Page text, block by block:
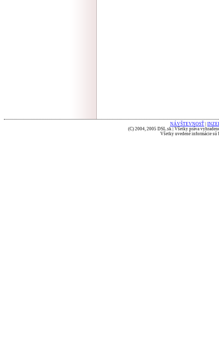
NÁVŠTEVNOSŤ
(C) 2004, 2005 DSL.sk | Všetky práva
Všetky uvedené informácie sú